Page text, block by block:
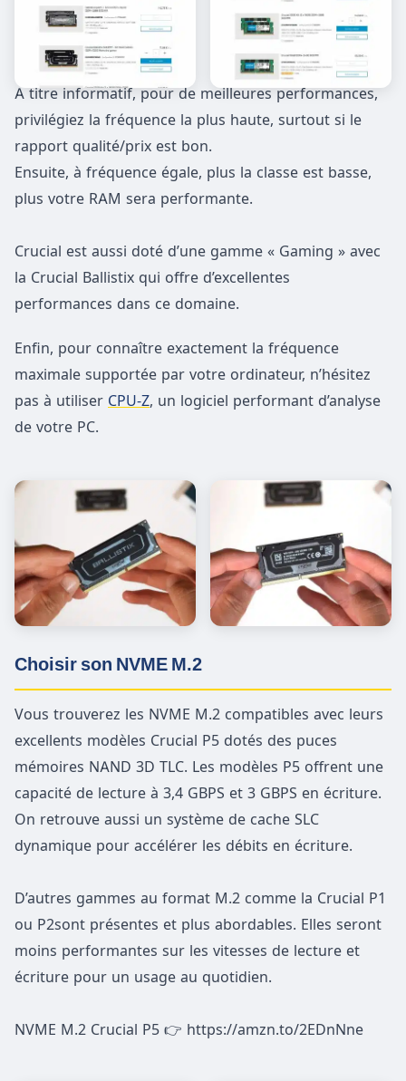
A titre informatif, pour de meilleures performances,
privilégiez la fréquence la plus haute, surtout si le
rapport qualité/prix est bon.
Ensuite, à fréquence égale, plus la classe est basse,
plus votre RAM sera performante.
Crucial est aussi doté d’une gamme « Gaming » avec
la Crucial Ballistix qui offre d’excellentes
performances dans ce domaine.
Enfin, pour connaître exactement la fréquence
maximale supportée par votre ordinateur, n’hésitez
pas à utiliser CPU-Z, un logiciel performant d’analyse
de votre PC.
Choisir son NVME M.2
Vous trouverez les NVME M.2 compatibles avec leurs
excellents modèles Crucial P5 dotés des puces
mémoires NAND 3D TLC. Les modèles P5 offrent une
capacité de lecture à 3,4 GBPS et 3 GBPS en écriture.
On retrouve aussi un système de cache SLC
dynamique pour accélérer les débits en écriture.
D’autres gammes au format M.2 comme la Crucial P1
ou P2sont présentes et plus abordables. Elles seront
moins performantes sur les vitesses de lecture et
écriture pour un usage au quotidien.
NVME M.2 Crucial P5 👉 https://amzn.to/2EDnNne